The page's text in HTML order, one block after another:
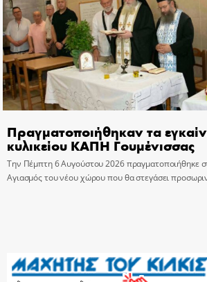
Πραγματοποιήθηκαν τα
κυλικείου ΚΑΠΗ Γουμένισσας
Την Πέμπτη 6 Αυγούστου 2026 πραγματοποιήθηκε
Αγιασμός του νέου χώρου που θα στεγάσει